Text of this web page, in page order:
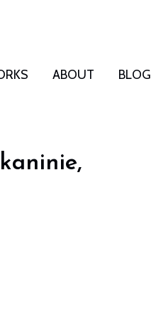
ABOUT BLOG